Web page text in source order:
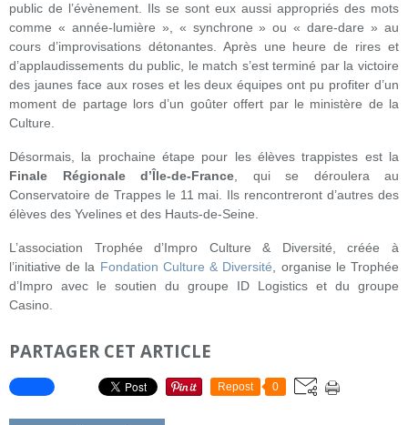
public de l’évènement. Ils se sont eux aussi appropriés des mots
comme « année-lumière », « synchrone » ou « dare-dare » au
cours d’improvisations détonantes. Après une heure de rires et
d’applaudissements du public, le match s’est terminé par la victoire
des jaunes face aux roses et les deux équipes ont pu profiter d’un
moment de partage lors d’un goûter offert par le ministère de la
Culture.
Désormais, la prochaine étape pour les élèves trappistes est la
Finale Régionale d’Île-de-France , qui se déroulera au
Conservatoire de Trappes le 11 mai. Ils rencontreront d’autres des
élèves des Yvelines et des Hauts-de-Seine.
L’association Trophée d’Impro Culture & Diversité, créée à
l’initiative de la Fondation Culture & Diversité , organise le Trophée
d’Impro avec le soutien du groupe ID Logistics et du groupe
Casino.
PARTAGER CET ARTICLE
Repost 0